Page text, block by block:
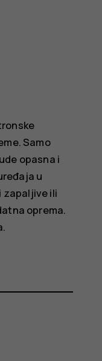
Samo
opasna i
u
zapaljive ili
oprema.